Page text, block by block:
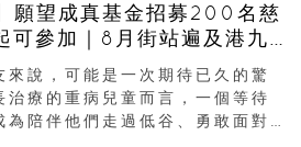
願望成真基金招募200名慈
可參加｜8月街站遍及港九
來說，可能是一次期待已久的驚
治療的重病兒童而言，一個等待
為陪伴他們走過低谷、勇敢面對